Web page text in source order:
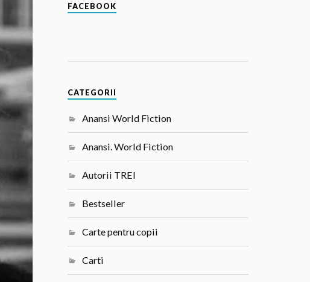
FACEBOOK
CATEGORII
Anansi World Fiction
Anansi. World Fiction
Autorii TREI
Bestseller
Carte pentru copii
Carti